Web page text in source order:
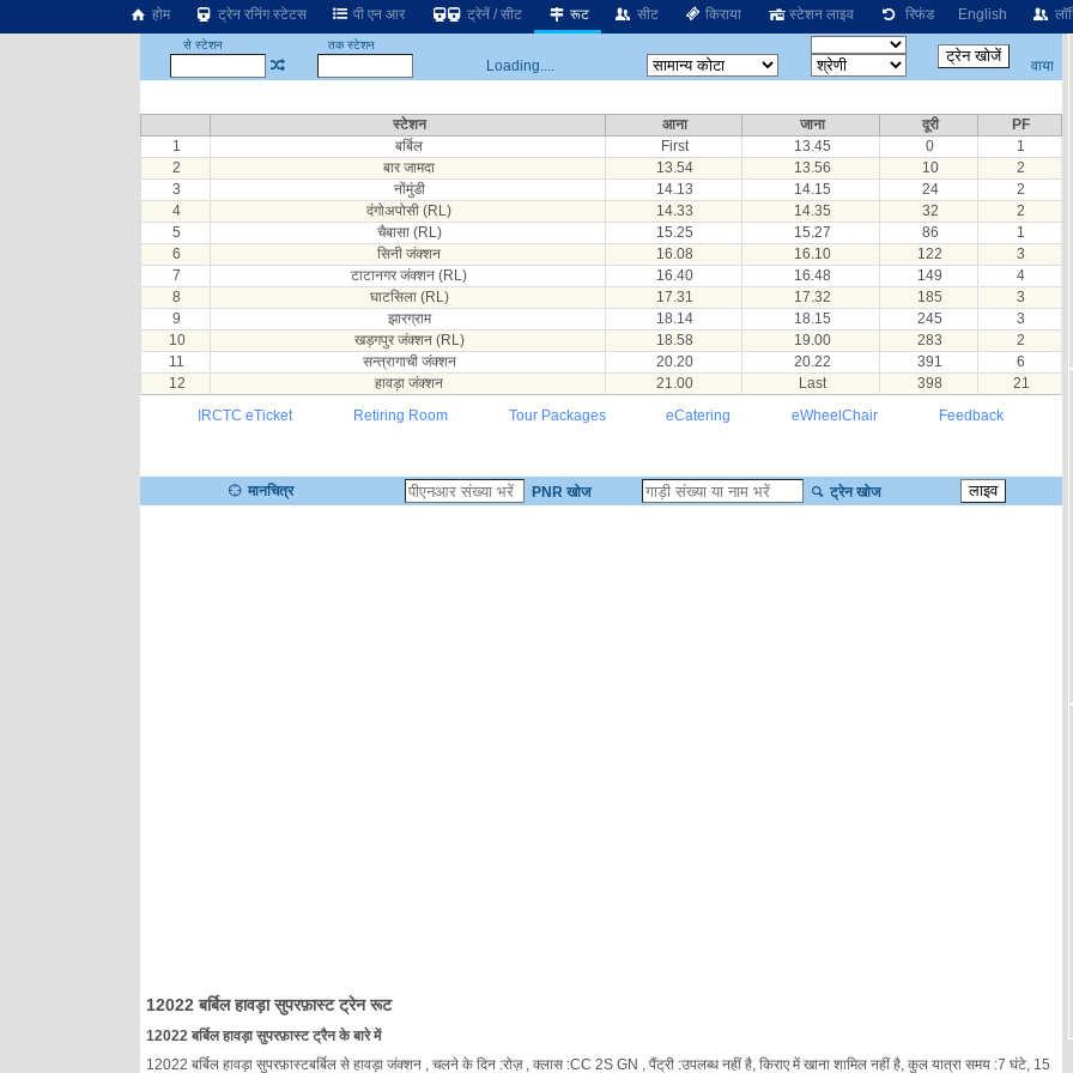
होम ट्रेन रनिंग स्टेटस पी एन आर ट्रेनें / सीट रूट सीट किराया स्टेशन लाइव रिफंड English
से स्टेशन तक स्टेशन
Loading.... वाया
स्टेशन आना जाना दूरी
PF
1
बर्बिल First 13.45 0
1
2
बार जामदा 13.54 13.56 10
2
3
नोंमुंडी 14.13 14.15 24
2
4
दंगोअपोसी (RL) 14.33 14.35 32
2
5
चैबासा (RL) 15.25 15.27 86
1
6
सिनी जंक्शन 16.08 16.10 122
3
7
टाटानगर जंक्शन (RL) 16.40 16.48 149
4
8
घाटसिला (RL) 17.31 17.32 185
3
9
झारग्राम 18.14 18.15 245
3
10
खड़गपुर जंक्शन (RL) 18.58 19.00 283
2
11
सन्त्रागाची जंक्शन 20.20 20.22 391
6
12
हावड़ा जंक्शन 21.00 Last 398
21
IRCTC eTicket
Retiring Room Tour Packages eCatering eWheelChair Feedback
मानचित्र PNR खोज ट्रेन खोज
12022 बर्बिल हावड़ा सुपरफ़ास्ट ट्रेन रूट
12022 बर्बिल हावड़ा सुपरफ़ास्ट ट्रैन के बारे में
12022 बर्बिल हावड़ा सुपरफ़ास्टबर्बिल से हावड़ा जंक्शन , चलने के दिन :रोज़ , क्लास :CC 2S GN , पैंट्री :उपलब्ध नहीं है, किराए में खाना शामिल नहीं है, कुल यात्रा समय :7 घंटे, 15